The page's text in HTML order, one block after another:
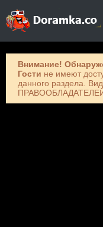
Внимание!
Гости не имеют
данного раздела.